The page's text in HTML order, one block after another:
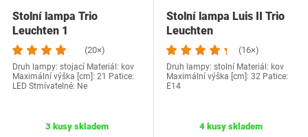
Stolní lampa Trio
Leuchten 1
(20×)
Druh lampy: stojací Materiál: kov
Maximální výška [cm]: 21 Patice:
LED Stmívatelné: Ne
3 kusy skladem
Stolní lampa Luis II Trio
Leuchten
(16×)
Druh lampy: stolní Materiál: kov
Maximální výška [cm]: 32 Patice:
E14
4 kusy skladem